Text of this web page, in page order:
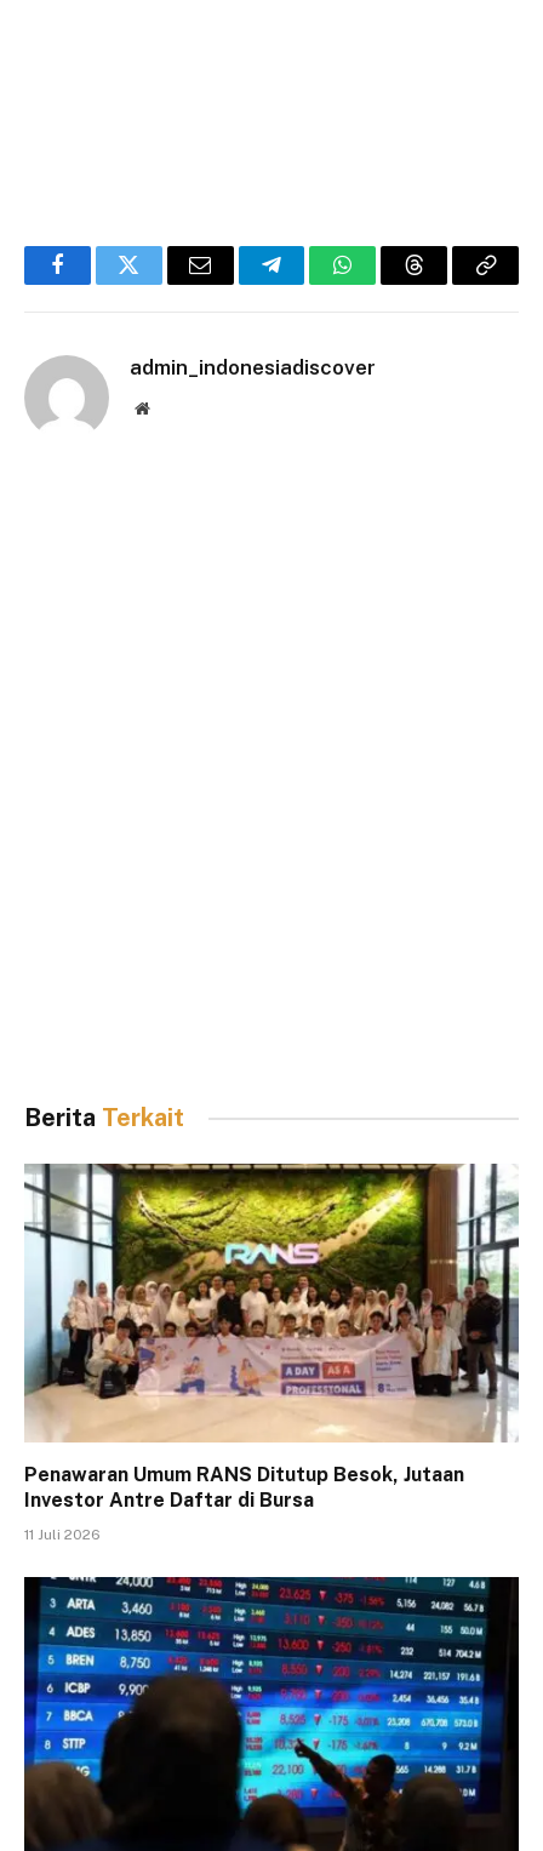
FacebookTwitter Email TelegramWhatsAppThreadsCopy
admin_indonesiadiscover
Website
Berita Terkait
Penawaran Umum RANS Ditutup Besok, Jutaan
Investor Antre Daftar di Bursa
11 Juli 2026